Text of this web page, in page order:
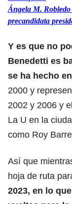
Ángela M.
precandidata
Y es que no
Benedetti es
se ha hecho
2000 y
2002 y 2006 y
La U en la
como Roy
Así que
hoja de ruta
2023, en lo